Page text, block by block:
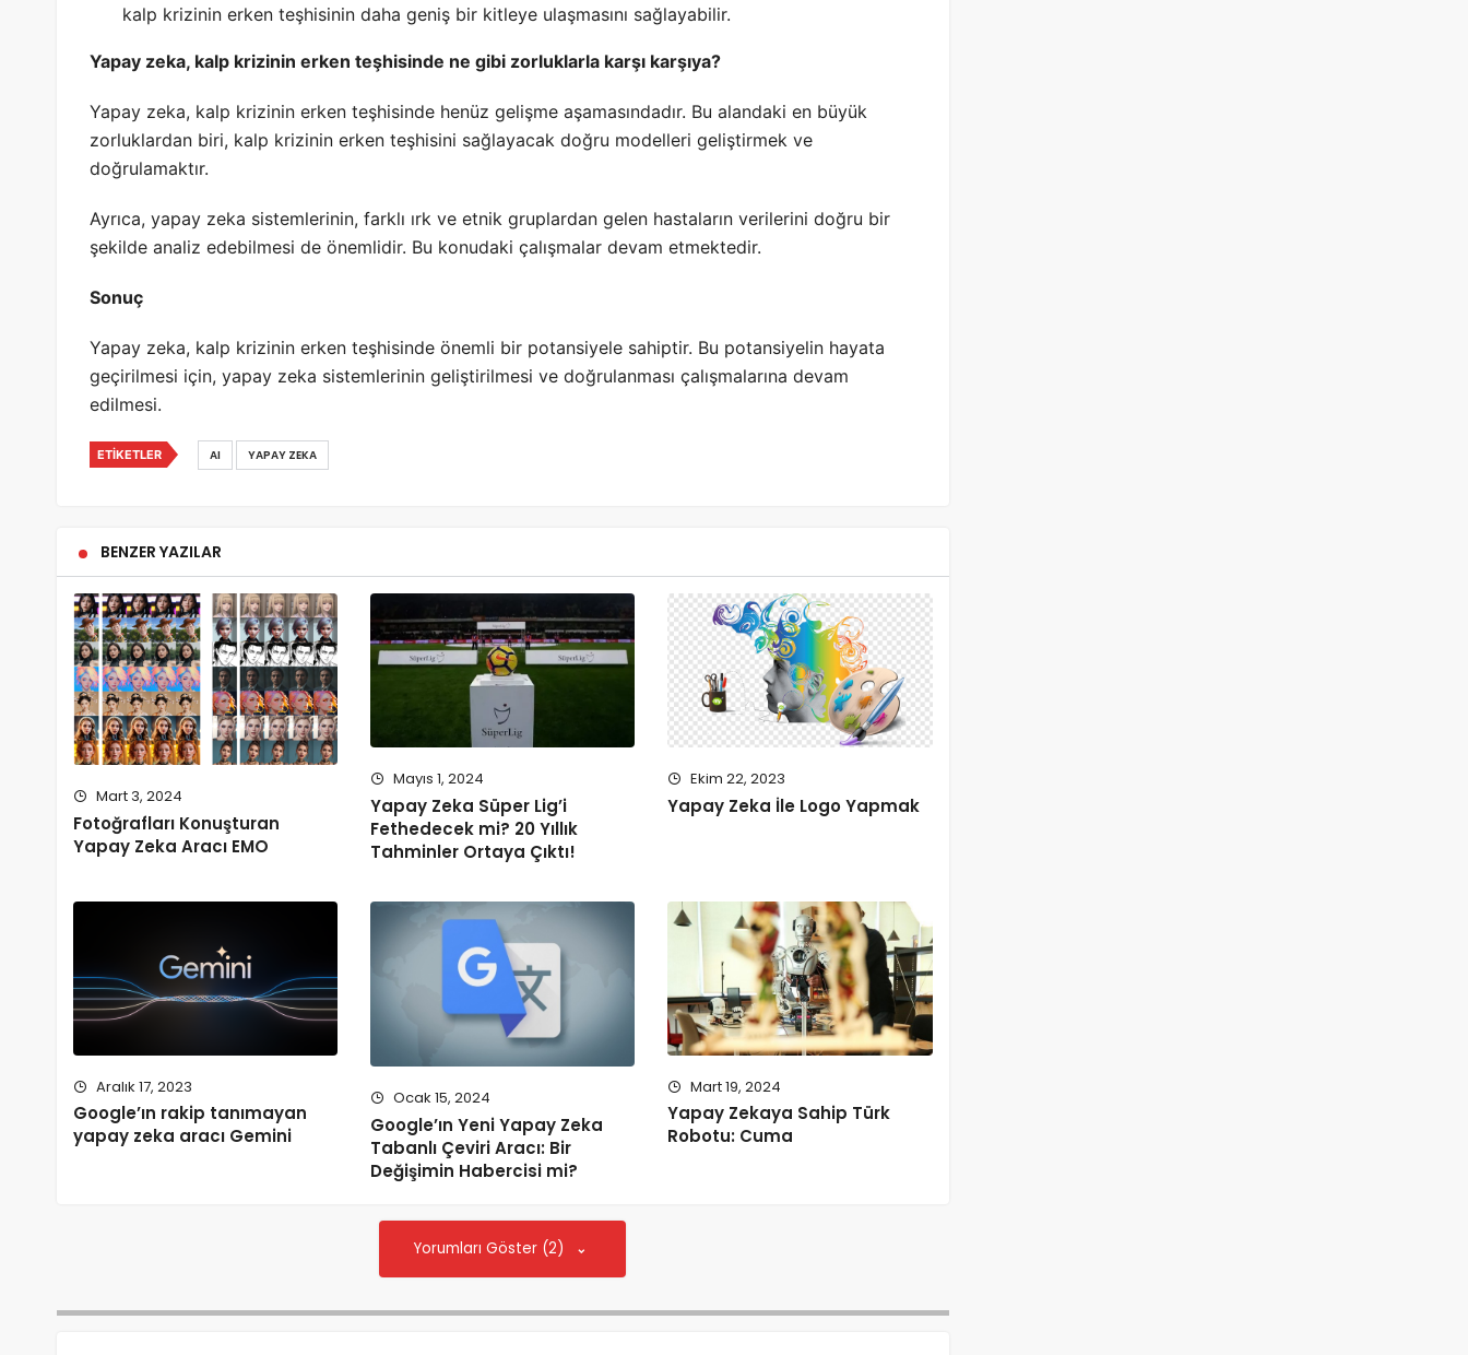
kalp krizinin erken teşhisinin daha geniş bir kitleye ulaşmasını sağlayabilir.
Yapay zeka, kalp krizinin erken teşhisinde ne gibi zorluklarla karşı karşıya?
Yapay zeka, kalp krizinin erken teşhisinde henüz gelişme aşamasındadır. Bu alandaki en büyük
zorluklardan biri, kalp krizinin erken teşhisini sağlayacak doğru modelleri geliştirmek ve
doğrulamaktır.
Ayrıca, yapay zeka sistemlerinin, farklı ırk ve etnik gruplardan gelen hastaların verilerini doğru bir
şekilde analiz edebilmesi de önemlidir. Bu konudaki çalışmalar devam etmektedir.
Sonuç
Yapay zeka, kalp krizinin erken teşhisinde önemli bir potansiyele sahiptir. Bu potansiyelin hayata
geçirilmesi için, yapay zeka sistemlerinin geliştirilmesi ve doğrulanması çalışmalarına devam
edilmesi.
ETIKETLER AI YAPAY ZEKA
BENZER YAZILAR
Mart 3, 2024
Fotoğrafları Konuşturan
Yapay Zeka Aracı EMO
Mayıs 1, 2024
Yapay Zeka Süper Lig’i
Fethedecek mi? 20 Yıllık
Tahminler Ortaya Çıktı!
Ekim 22, 2023
Yapay Zeka İle Logo Yapmak
Aralık 17, 2023
Google’ın rakip tanımayan
yapay zeka aracı Gemini
Ocak 15, 2024
Google’ın Yeni Yapay Zeka
Tabanlı Çeviri Aracı: Bir
Değişimin Habercisi mi?
Mart 19, 2024
Yapay Zekaya Sahip Türk
Robotu: Cuma
Yorumları Göster (2)